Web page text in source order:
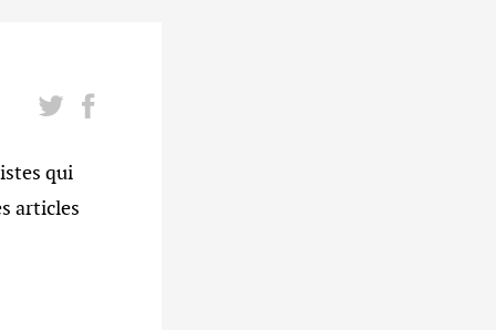
qui
articles